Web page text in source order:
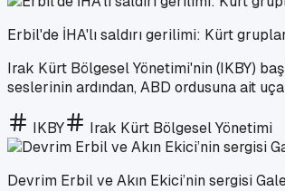
Erbil'de İHA'lı saldırı gerilimi: Kürt
Irak Kürt Bölgesel Yönetimi'nin (IKBY)
seslerinin ardından, ABD ordusuna ait
IKBY Irak Kürt Bölgesel Yönetimi
Devrim Erbil ve Akın Ekici’nin sergisi